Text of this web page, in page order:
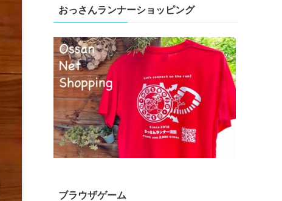
おっさんランナーショッピング
ブラウザゲーム